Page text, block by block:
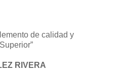
de calidad y
RIVERA